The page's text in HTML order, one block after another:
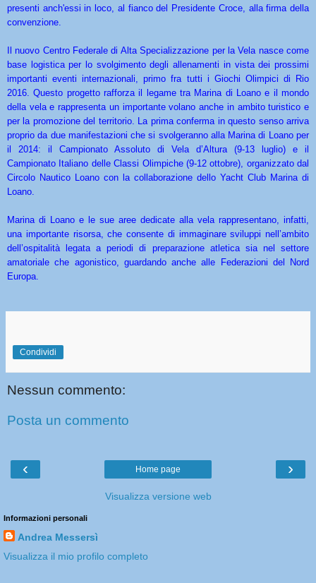
presenti anch'essi in loco, al fianco del Presidente Croce, alla firma della
convenzione.
Il nuovo Centro Federale di Alta Specializzazione per la Vela nasce come
base logistica per lo svolgimento degli allenamenti in vista dei prossimi
importanti eventi internazionali, primo fra tutti i Giochi Olimpici di Rio
2016. Questo progetto rafforza il legame tra Marina di Loano e il mondo
della vela e rappresenta un importante volano anche in ambito turistico e
per la promozione del territorio. La prima conferma in questo senso arriva
proprio da due manifestazioni che si svolgeranno alla Marina di Loano per
il 2014: il Campionato Assoluto di Vela d’Altura (9-13 luglio) e il
Campionato Italiano delle Classi Olimpiche (9-12 ottobre), organizzato dal
Circolo Nautico Loano con la collaborazione dello Yacht Club Marina di
Loano.
Marina di Loano e le sue aree dedicate alla vela rappresentano, infatti,
una importante risorsa, che consente di immaginare sviluppi nell’ambito
dell’ospitalità legata a periodi di preparazione atletica sia nel settore
amatoriale che agonistico, guardando anche alle Federazioni del Nord
Europa.
Condividi
Nessun commento:
Posta un commento
‹ ›
Home page
Visualizza versione web
Informazioni personali
Andrea Messersì
Visualizza il mio profilo completo